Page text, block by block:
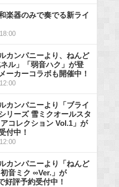
楽器のみで奏でる新ライ
カンパニーより、ねんど
ル」「弱音ハク」が登
ーカーコラボも開催中！
カンパニーより「ブライ
リーズ 雪ミクオールスタ
コレクション Vol.1」が
付中！
カンパニーより「ねんど
音ミク ∞Ver.」が
好評予約受付中！